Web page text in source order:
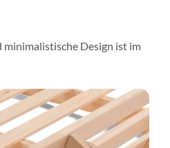
minimalistische Design ist im